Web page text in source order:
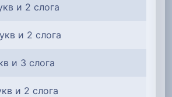
и 2 слога
и 2 слога
и 3 слога
и 2 слога